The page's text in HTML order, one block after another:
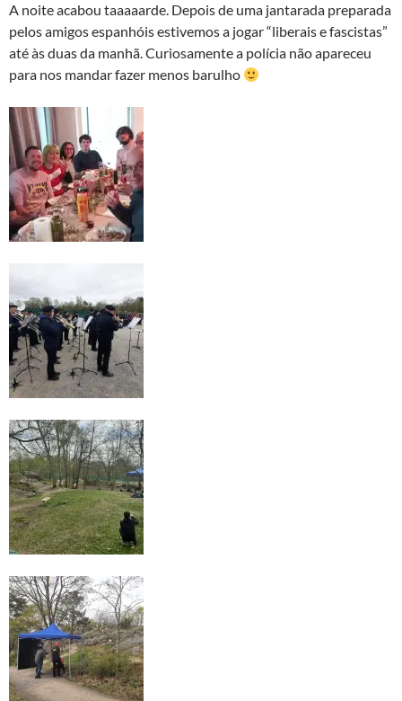
A noite acabou taaaaarde. Depois de uma jantarada preparada
pelos amigos espanhóis estivemos a jogar “liberais e fascistas”
até às duas da manhã. Curiosamente a polícia não apareceu
para nos mandar fazer menos barulho